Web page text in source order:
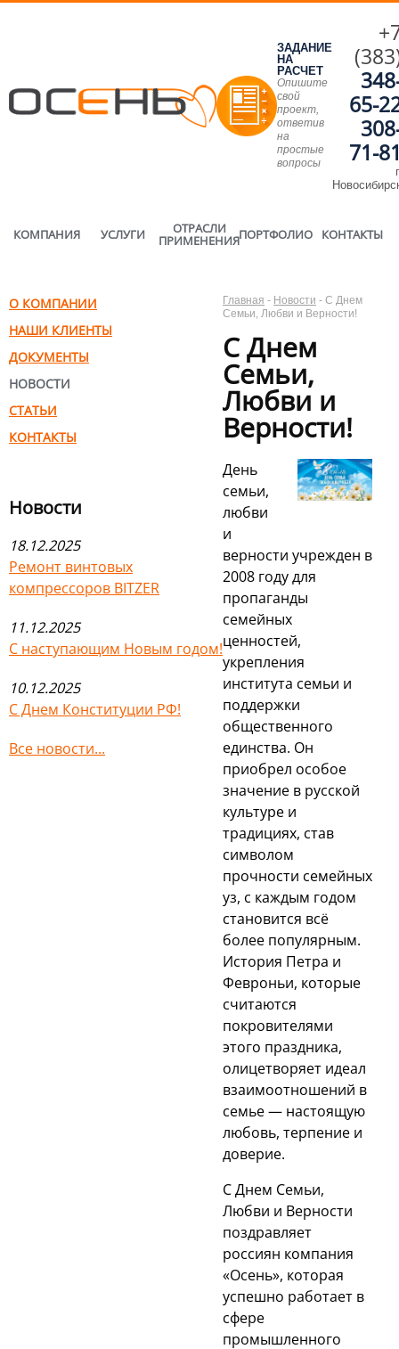
ЗАДАНИЕ
НА
РАСЧЕТ
Опишите
свой
проект,
ответив
на
простые
вопросы
65-
71-
КОМПАНИЯ УСЛУГИ ОТРАСЛИ
ПРИМЕНЕНИЯПОРТФОЛИО КОНТАКТЫ
О КОМПАНИИ
НАШИ КЛИЕНТЫ
ДОКУМЕНТЫ
НОВОСТИ
СТАТЬИ
КОНТАКТЫ
Новости
18.12.2025
Ремонт винтовых
компрессоров BITZER
11.12.2025
С наступающим Новым годом!
10.12.2025
С Днем Конституции РФ!
Все новости...
Главная - Новости - С Днем
Семьи, Любви и Верности!
С Днем
Семьи,
Любви и
Верности!
День
семьи,
любви
и
верности учрежден в
2008 году для
пропаганды
семейных
ценностей,
укрепления
института семьи и
поддержки
общественного
единства. Он
приобрел особое
значение в русской
культуре и
традициях, став
символом
прочности семейных
уз, с каждым годом
становится всё
более популярным.
История Петра и
Февроньи, которые
считаются
покровителями
этого праздника,
олицетворяет идеал
взаимоотношений в
семье — настоящую
любовь, терпение и
доверие.
С Днем Семьи,
Любви и Верности
поздравляет
россиян компания
«Осень», которая
успешно работает в
сфере
промышленного